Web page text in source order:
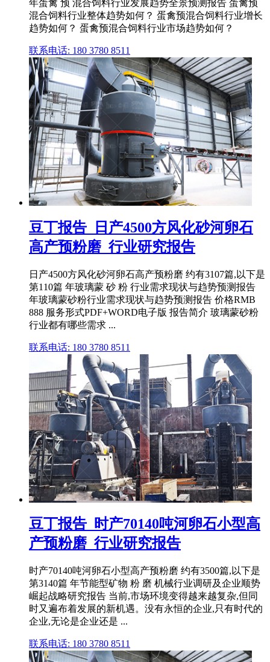
年蛋禽 预 混合饲料行业发展趋势全景预测报告 蛋禽预
混合饲料行业整体趋势如何？ 蛋禽预混合饲料行业增长
趋势如何？ 蛋禽预混合饲料行业市场趋势如何？
联系电话: 180 3780 8511
豆丁报告_日产4500方风化砂河卵石
高产预粉磨_行业研究报告
日产4500方风化砂河卵石高产预粉磨 约有3107篇,以下是
第110篇 年玻璃蒙 砂 粉 行业需求现状与趋势预测报告
年玻璃蒙砂粉行业需求现状与趋势预测报告 价格RMB
888 服务形式PDF+WORD电子版 报告简介 玻璃蒙砂粉
行业都有哪些需求 ...
联系电话: 180 3780 8511
豆丁报告_时产70140吨河卵石小型高
产预粉磨_行业研究报告
时产70140吨河卵石小型高产预粉磨 约有3500篇,以下是
第3140篇 年节能型矿物 粉 磨 机械行业调研及企业顺势
崛起战略研究报告 当前,市场环境变得越来越复杂,但同
时又遍布着发展的新机遇。没有永恒的企业,只有时代的
企业,无论是企业还是 ...
联系电话: 180 3780 8511